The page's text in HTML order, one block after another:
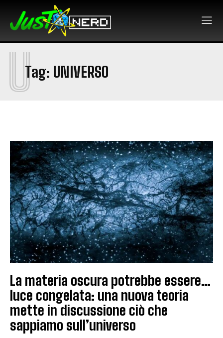
Tag: UNIVERSO
U
La materia oscura potrebbe essere…
luce congelata: una nuova teoria
mette in discussione ciò che
sappiamo sull’universo